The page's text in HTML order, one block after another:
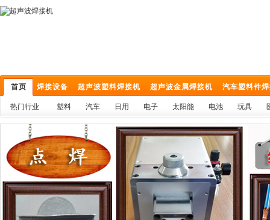
首页 焊接设备 超声波塑料焊接机 超声波金属焊接机 汽车塑料件
热门行业 塑料 汽车 日用 电子 太阳能 电池 玩具